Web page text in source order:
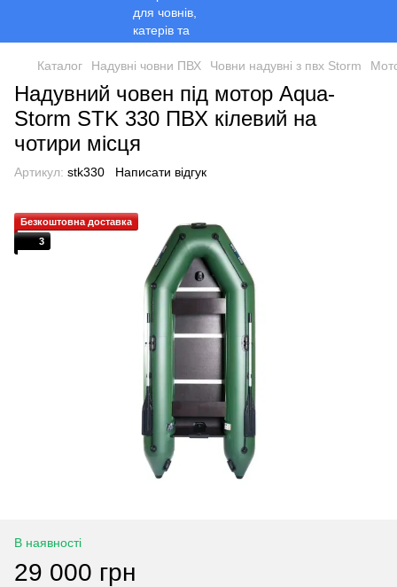
Каталог Надувні човни ПВХ Човни надувні з пвх Storm
Надувний човен під мотор Aqua-
Storm STK 330 ПВХ кілевий на
чотири місця
Артикул: stk330 Написати відгук
Безкоштовна доставка
3
В наявності
29 000 грн